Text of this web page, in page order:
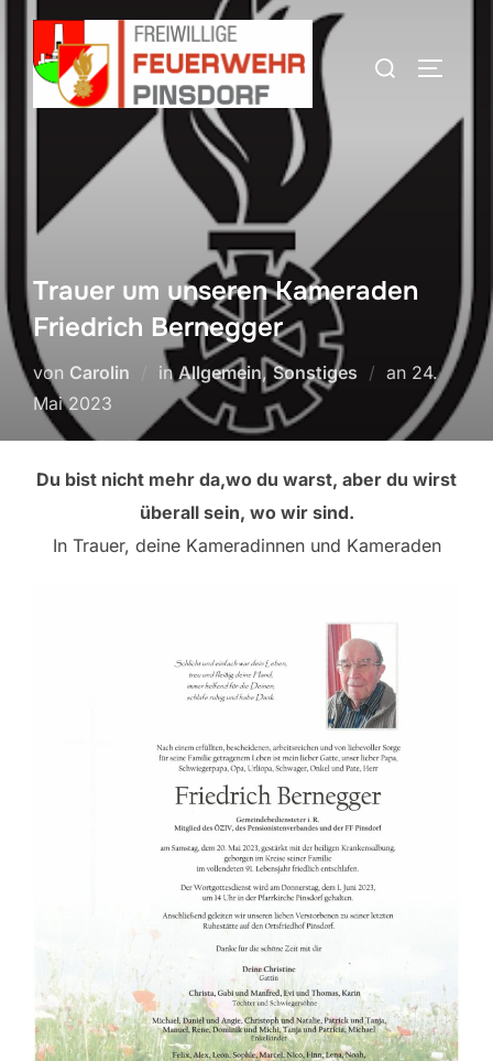
Zum
springen
Suchen
Trauer um unseren Kameraden
Friedrich Bernegger
von Carolin in Allgemein,Sonstiges an
am
24.
Mai 2023
Du bist nicht mehr da,wo du warst, aber du wirst
überall sein, wo wir sind.
In Trauer, deine Kameradinnen und Kameraden